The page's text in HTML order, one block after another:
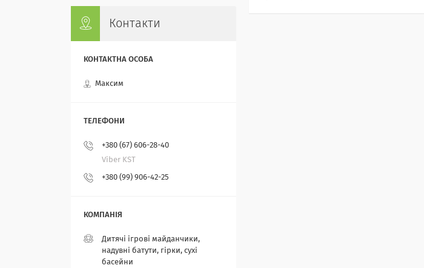
Контакти
Максим
+380 (67) 606-28-40
Viber KST
+380 (99) 906-42-25
Дитячі ігрові майданчики,
надувні батути, гірки, сухі
басейни